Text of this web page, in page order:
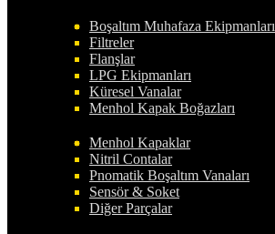
Boşaltım Muhafaza Ekipmanları
Filtreler
Flanşlar
LPG Ekipmanları
Küresel Vanalar
Menhol Kapak Boğazları
Menhol Kapaklar
Nitril Contalar
Pnomatik Boşaltım Vanaları
Sensör & Soket
Diğer Parçalar